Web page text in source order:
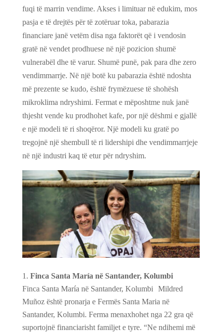
fuqi të marrin vendime. Akses i limituar në edukim, mos
pasja e të drejtës për të zotëruar toka, pabarazia
financiare janë vetëm disa nga faktorët që i vendosin
gratë në vendet prodhuese në një pozicion shumë
vulnerabël dhe të varur. Shumë punë, pak para dhe zero
vendimmarrje. Në një botë ku pabarazia është ndoshta
më prezente se kudo, është frymëzuese të shohësh
mikroklima ndryshimi. Fermat e mëposhtme nuk janë
thjesht vende ku prodhohet kafe, por një dëshmi e gjallë
e një modeli të ri shoqëror. Një modeli ku gratë po
tregojnë një shembull të ri lidershipi dhe vendimmarrjeje
në një industri kaq të etur për ndryshim.
Finca Santa María në Santander, Kolumbi
Finca Santa María në Santander, Kolumbi Mildred
Muñoz është pronarja e Fermës Santa Maria në
Santander, Kolumbi. Ferma menaxhohet nga 22 gra që
suportojnë financiarisht familjet e tyre. “Ne ndihemi më